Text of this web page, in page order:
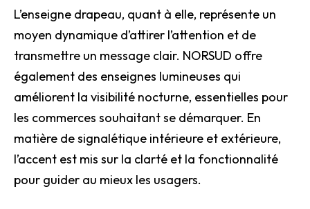
L’enseigne drapeau, quant à elle, représente un
moyen dynamique d’attirer l’attention et de
transmettre un message clair. NORSUD offre
également des enseignes lumineuses qui
améliorent la visibilité nocturne, essentielles pour
les commerces souhaitant se démarquer. En
matière de signalétique intérieure et extérieure,
l’accent est mis sur la clarté et la fonctionnalité
pour guider au mieux les usagers.